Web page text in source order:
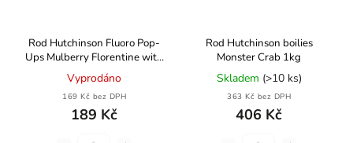
Rod Hutchinson Fluoro Pop-
Ups Mulberry Florentine with
Protaste Plus
Vyprodáno
169 Kč bez DPH
189 Kč
Rod Hutchinson boilies
Monster Crab 1kg
Skladem (>10 ks)
363 Kč bez DPH
406 Kč